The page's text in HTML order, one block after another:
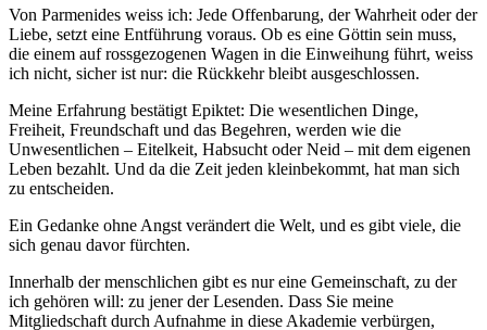
Von Parmenides weiss ich: Jede Offenbarung, der Wahrheit oder der
Liebe, setzt eine Entführung voraus. Ob es eine Göttin sein muss,
die einem auf rossgezogenen Wagen in die Einweihung führt, weiss
ich nicht, sicher ist nur: die Rückkehr bleibt ausgeschlossen.
Meine Erfahrung bestätigt Epiktet: Die wesentlichen Dinge,
Freiheit, Freundschaft und das Begehren, werden wie die
Unwesentlichen – Eitelkeit, Habsucht oder Neid – mit dem eigenen
Leben bezahlt. Und da die Zeit jeden kleinbekommt, hat man sich
zu entscheiden.
Ein Gedanke ohne Angst verändert die Welt, und es gibt viele, die
sich genau davor fürchten.
Innerhalb der menschlichen gibt es nur eine Gemeinschaft, zu der
ich gehören will: zu jener der Lesenden. Dass Sie meine
Mitgliedschaft durch Aufnahme in diese Akademie verbürgen,